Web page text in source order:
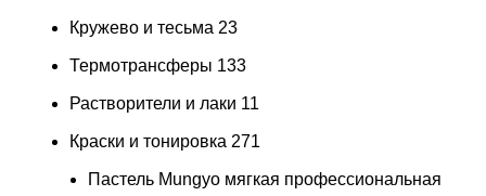
Кружево и тесьма 23
Термотрансферы 133
Растворители и лаки 11
Краски и тонировка 271
Пастель Mungyo мягкая профессиональная